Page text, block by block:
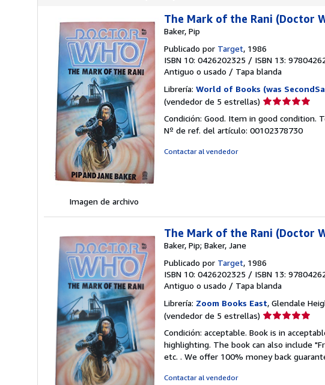
Imagen de archivo
The Mark of the Rani (Doctor
Baker, Pip
Publicado por Target, 1986
ISBN 10: 0426202325 / ISBN 13:
Antiguo o usado / Tapa blanda
Librería: World of Books (was
(vendedor de 5 estrellas) Calificación
vendedor:
5
Condición: Good. Item in good condition.
Nº de ref. del artículo: 00102378730
Contactar al vendedor
The Mark of the Rani (Doctor
Baker, Pip; Baker, Jane
Publicado por Target, 1986
ISBN 10: 0426202325 / ISBN 13:
Antiguo o usado / Tapa blanda
Librería: Zoom Books East, Glendale
(vendedor de 5 estrellas) Calificación
vendedor:
5
de
Condición: acceptable. Book is in
highlighting. The book can also include
etc. . We offer 100% money back
Contactar al vendedor